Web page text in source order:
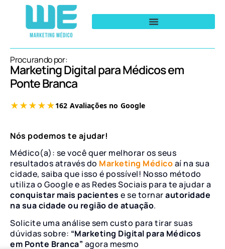
Procurando por:
Marketing Digital para Médicos em
Ponte Branca
Nós podemos te ajudar!
Médico(a): se você quer melhorar os seus
resultados através do Marketing Médicoaí na sua
cidade, saiba que isso é possível! Nosso método
utiliza o Google e as Redes Sociais para te ajudar a
conquistar mais pacientes e se tornarautoridade
na sua cidade ou região de atuação.
Solicite uma análise sem custo para tirar suas
dúvidas sobre: “Marketing Digital para Médicos
em Ponte Branca” agora mesmo